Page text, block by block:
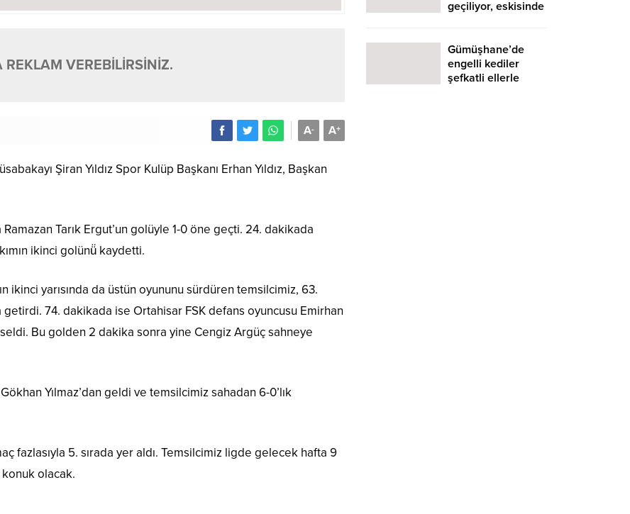
VEREBİLİRSİNİZ.
A+
A-
Şiran Yıldız Spor Kulüp Başkanı Erhan Yıldız, Başkan
Tarık Ergut’un golüyle 1-0 öne geçti. 24. dakikada
ikinci golünü̈ kaydetti.
ikinci yarısında da üstün oyununu sürdüren temsilcimiz, 63.
74. dakikada ise Ortahisar FSK defans oyuncusu Emirhan
Bu golden 2 dakika sonra yine Cengiz Argüç sahneye
Yılmaz’dan geldi ve temsilcimiz sahadan 6-0’lık
fazlasıyla 5. sırada yer aldı. Temsilcimiz ligde gelecek hafta 9
olacak.
geçiliyor, eskisinde
Gümüşhane’de
engelli kediler
şefkatli ellerle